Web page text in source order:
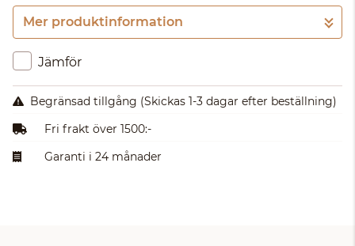
Gå till kassan
Mer produktinformation
Jämför
Begränsad tillgång (Skickas 1-3 dagar efter beställning)
Fri frakt över 1500:-
Garanti i 24 månader